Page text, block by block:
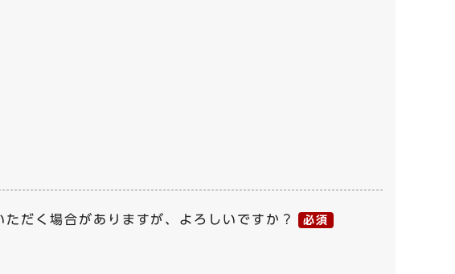
だく場合がありますが、よろしいですか？ 必須